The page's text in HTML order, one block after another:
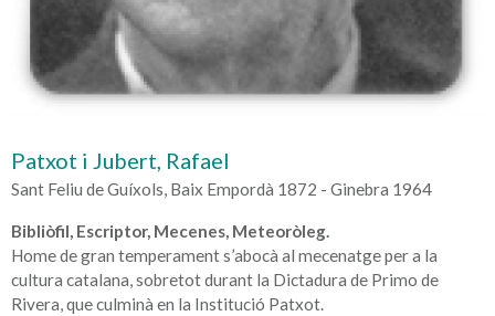
Patxot i Jubert, Rafael
Sant Feliu de Guíxols, Baix Empordà 1872 - Ginebra 1964
Bibliòfil, Escriptor, Mecenes, Meteoròleg.
Home de gran temperament s’abocà al mecenatge per a la
cultura catalana, sobretot durant la Dictadura de Primo de
Rivera, que culminà en la Institució Patxot.